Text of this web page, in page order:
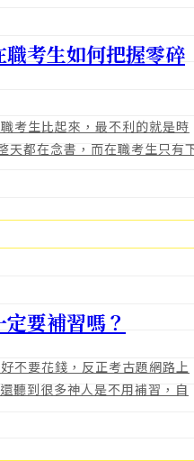
職考生如何把握零碎
考生比起來，最不利的就是時
天都在念書，而在職考生只有
定要補習嗎？
不要花錢，反正考古題網路上
聽到很多神人是不用補習，自